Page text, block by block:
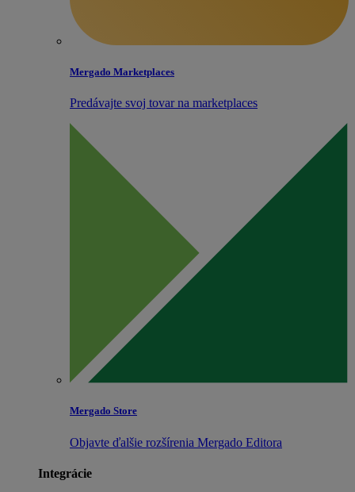
Mergado Marketplaces
Predávajte svoj tovar na marketplaces
Mergado Store
Objavte ďalšie rozšírenia Mergado Editora
Integrácie